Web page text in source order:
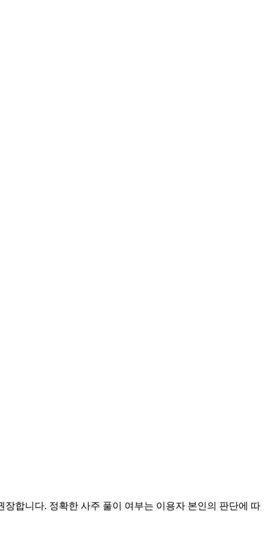
합니다. 정확한 사주 풀이 여부는 이용자 본인의 판단에 따